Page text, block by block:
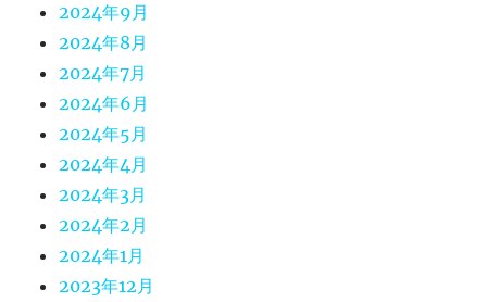
2024年9月
2024年8月
2024年7月
2024年6月
2024年5月
2024年4月
2024年3月
2024年2月
2024年1月
2023年12月